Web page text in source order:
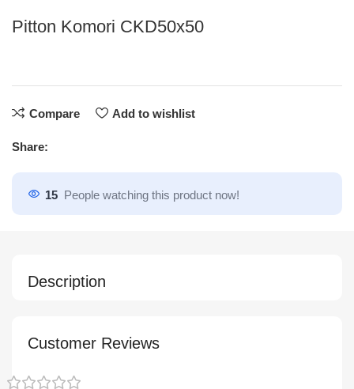
Pitton Komori CKD50x50
Compare Add to wishlist
Share:
15 People watching this product now!
Description
Customer Reviews